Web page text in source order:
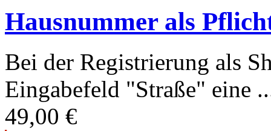
Hausnummer als
Bei der Registrierung als
Eingabefeld "Straße" eine
49,00 €